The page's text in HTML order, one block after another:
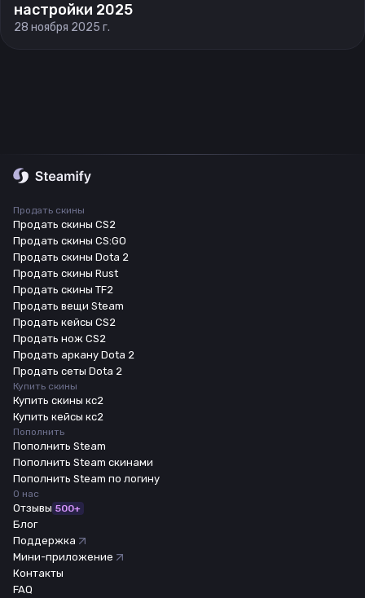
настройки 2025
28 ноября 2025 г.
Продать скины
Продать скины CS2
Продать скины CS:GO
Продать скины Dota 2
Продать скины Rust
Продать скины TF2
Продать вещи Steam
Продать кейсы CS2
Продать нож CS2
Продать аркану Dota 2
Продать сеты Dota 2
Купить скины
Купить скины кс2
Купить кейсы кс2
Пополнить
Пополнить Steam
Пополнить Steam скинами
Пополнить Steam по логину
О нас
Отзывы 500+
Блог
Поддержка
Мини-приложение
Контакты
FAQ